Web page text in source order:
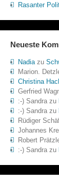
Rasanter
Neueste
Nadiazu
Marion.
Christina
Gerfried
:-) Sandrazu
:-) Sandrazu
Rüdiger
Johannes
Robert
:-) Sandrazu